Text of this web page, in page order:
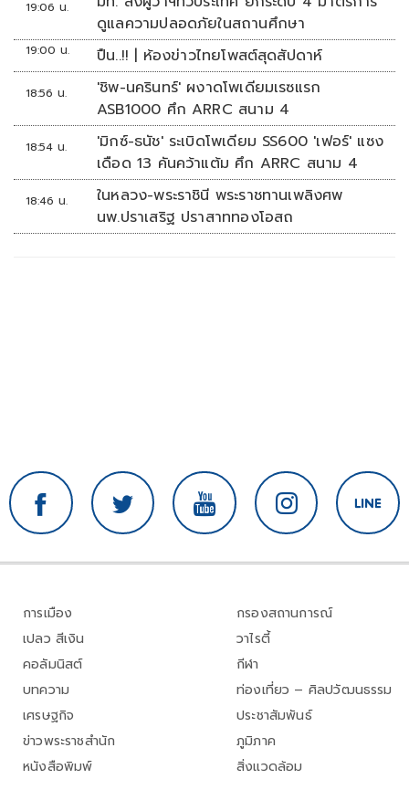
19:06 น.
ดูแลความปลอดภัยในสถานศึกษา
19:00 น. ปืน..!! | ห้องข่าวไทยโพสต์สุดสัปดาห์
18:56 น.
'ชิพ-นครินทร์' ผงาดโพเดียมเรซแรก
ASB1000 ศึก ARRC สนาม 4
18:54 น.
'มิกซ์-ธนัช' ระเบิดโพเดียม SS600 'เฟอร์' แซง
เดือด 13 คันคว้าแต้ม ศึก ARRC สนาม 4
18:46 น.
ในหลวง-พระราชินี พระราชทานเพลิงศพ
นพ.ปราเสริฐ ปราสาททองโอสถ
การเมือง
เปลว สีเงิน
คอลัมนิสต์
บทความ
เศรษฐกิจ
ข่าวพระราชสำนัก
หนังสือพิมพ์
กรองสถานการณ์
วาไรตี้
กีฬา
ท่องเที่ยว – ศิลปวัฒนธรรม
ประชาสัมพันธ์
ภูมิภาค
สิ่งแวดล้อม